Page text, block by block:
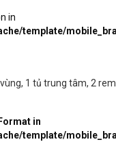
in
template/
vùng, 1 tủ trung tâm, 2
in
template/